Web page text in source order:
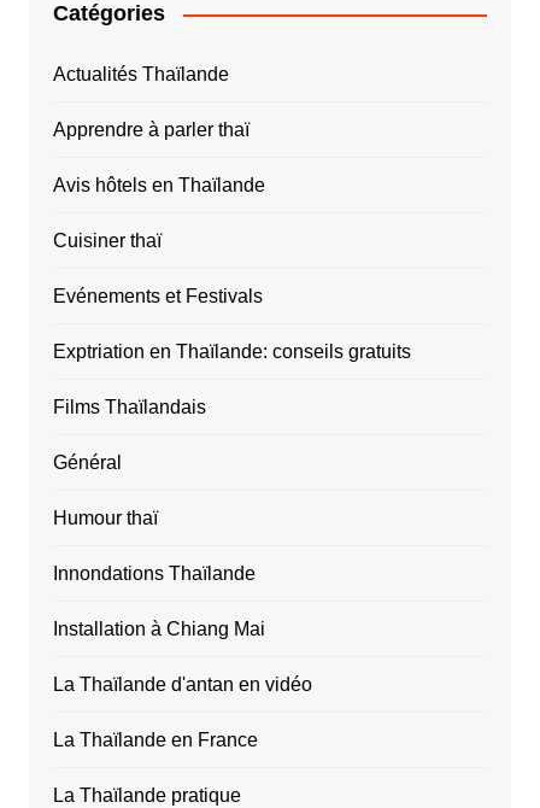
Catégories
Actualités Thaïlande
Apprendre à parler thaï
Avis hôtels en Thaïlande
Cuisiner thaï
Evénements et Festivals
Exptriation en Thaïlande: conseils gratuits
Films Thaïlandais
Général
Humour thaï
Innondations Thaïlande
Installation à Chiang Mai
La Thaïlande d'antan en vidéo
La Thaïlande en France
La Thaïlande pratique